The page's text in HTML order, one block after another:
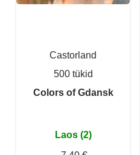
Castorland
500 tükid
Colors of Gdansk
Laos (2)